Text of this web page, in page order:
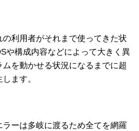
利用者がそれまで使ってきた状
や構成内容などによって大きく異
を動かせる状況になるまでに超
ます。
ーは多岐に渡るため全てを網羅